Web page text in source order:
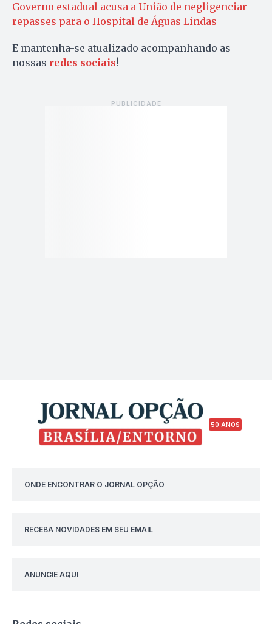
Governo estadual acusa a União de negligenciar
repasses para o Hospital de Águas Lindas
E mantenha-se atualizado acompanhando as
nossas redes sociais!
50 ANOS
ONDE ENCONTRAR O JORNAL OPÇÃO
RECEBA NOVIDADES EM SEU EMAIL
ANUNCIE AQUI